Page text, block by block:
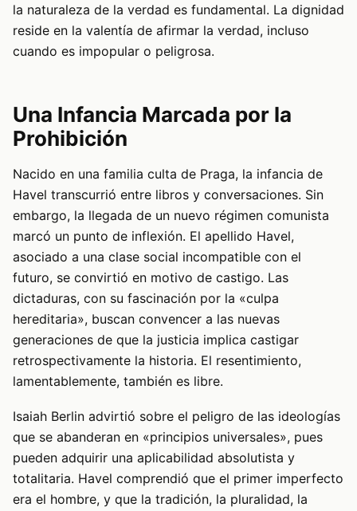
la naturaleza de la verdad es fundamental. La dignidad
reside en la valentía de afirmar la verdad, incluso
cuando es impopular o peligrosa.
Una Infancia Marcada por la
Prohibición
Nacido en una familia culta de Praga, la infancia de
Havel transcurrió entre libros y conversaciones. Sin
embargo, la llegada de un nuevo régimen comunista
marcó un punto de inflexión. El apellido Havel,
asociado a una clase social incompatible con el
futuro, se convirtió en motivo de castigo. Las
dictaduras, con su fascinación por la «culpa
hereditaria», buscan convencer a las nuevas
generaciones de que la justicia implica castigar
retrospectivamente la historia. El resentimiento,
lamentablemente, también es libre.
Isaiah Berlin advirtió sobre el peligro de las ideologías
que se abanderan en «principios universales», pues
pueden adquirir una aplicabilidad absolutista y
totalitaria. Havel comprendió que el primer imperfecto
era el hombre, y que la tradición, la pluralidad, la